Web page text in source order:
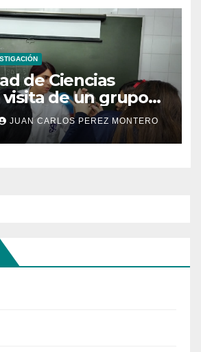
de Ciencias
de un grupo
de tres
educativas en el
proyecto «¿Qué
JUAN CARLOS PEREZ MONTERO